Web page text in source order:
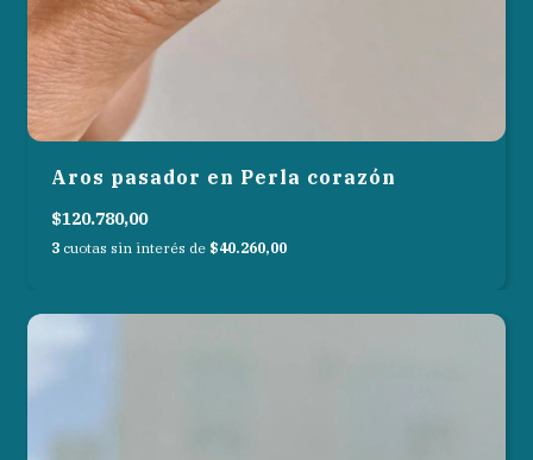
Aros pasador en Perla corazón
$120.780,00
3 cuotas sin interés de $40.260,00